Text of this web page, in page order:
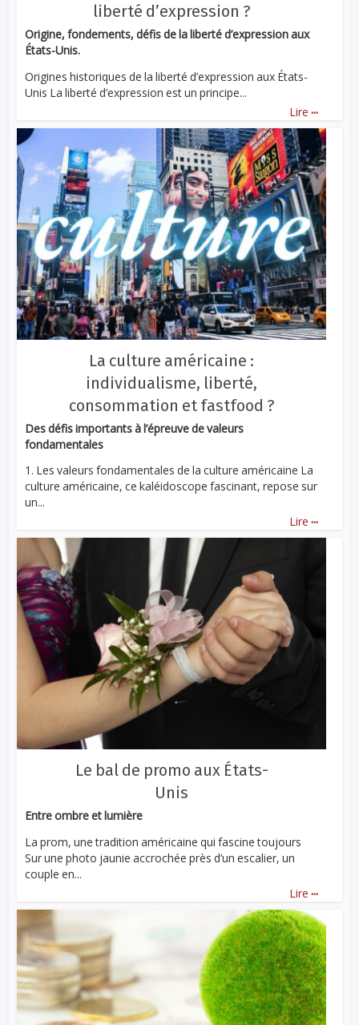
liberté d’expression ?
Origine, fondements, défis de la liberté d’expression aux
États-Unis.
Origines historiques de la liberté d’expression aux États-
Unis La liberté d’expression est un principe...
Lire ...
La culture américaine :
individualisme, liberté,
consommation et fastfood ?
Des défis importants à l’épreuve de valeurs
fondamentales
1. Les valeurs fondamentales de la culture américaine La
culture américaine, ce kaléidoscope fascinant, repose sur
un...
Lire ...
Le bal de promo aux États-
Unis
Entre ombre et lumière
La prom, une tradition américaine qui fascine toujours
Sur une photo jaunie accrochée près d’un escalier, un
couple en...
Lire ...